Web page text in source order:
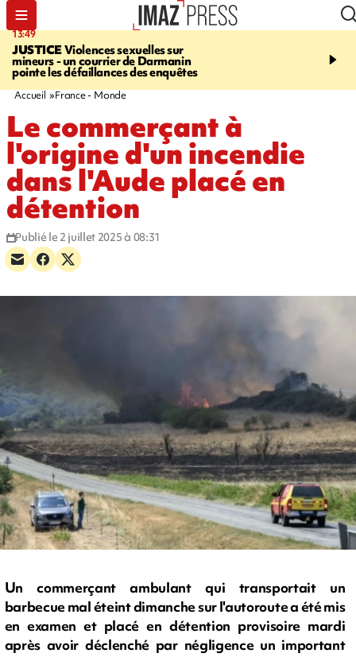
13:49
JUSTICEViolences sexuelles sur
mineurs - un courrier de Darmanin
pointe les défaillances des enquêtes
17:59
Corniche - la route du
Accueil France - Monde
Le commerçant à
l'origine d'un incendie
dans l'Aude placé en
détention
Publié le 2 juillet 2025 à 08:31
Un commerçant ambulant qui transportait un
barbecue mal éteint dimanche sur l'autoroute a été mis
en examen et placé en détention provisoire mardi
après avoir déclenché par négligence un important